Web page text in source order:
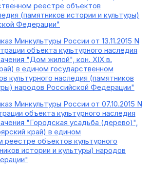
реестре объектов
(памятников истории и культуры)
Федерации"
Минкультуры России от 13.11.2015 N
объекта культурного наследия
"Дом жилой", кон. XIX в.
в едином государственном
культурного наследия (памятников
народов Российской Федерации"
Минкультуры России от 07.10.2015 N
объекта культурного наследия
"Городская усадьба (дерево)",
край) в едином
реестре объектов культурного
истории и культуры) народов